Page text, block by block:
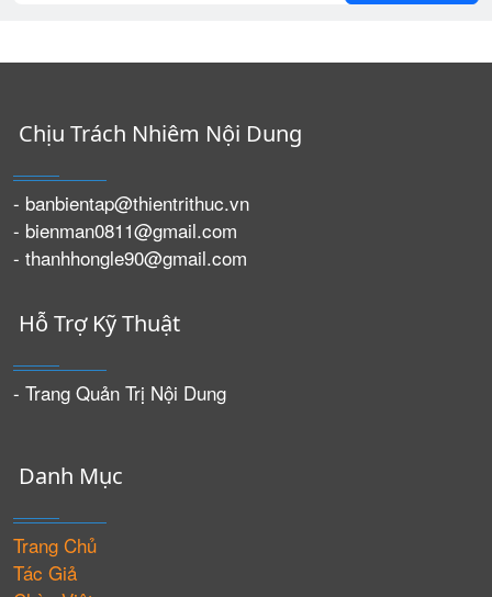
Chịu Trách Nhiêm Nội Dung
- banbientap@thientrithuc.vn
- bienman0811@gmail.com
- thanhhongle90@gmail.com
Hỗ Trợ Kỹ Thuật
- Trang Quản Trị Nội Dung
Danh Mục
Trang Chủ
Tác Giả